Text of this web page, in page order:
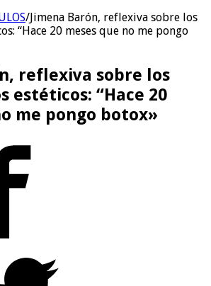
/Jimena Barón, reflexiva sobre los
“Hace 20 meses que no me pongo
reflexiva sobre los
estéticos: “Hace 20
me pongo botox»